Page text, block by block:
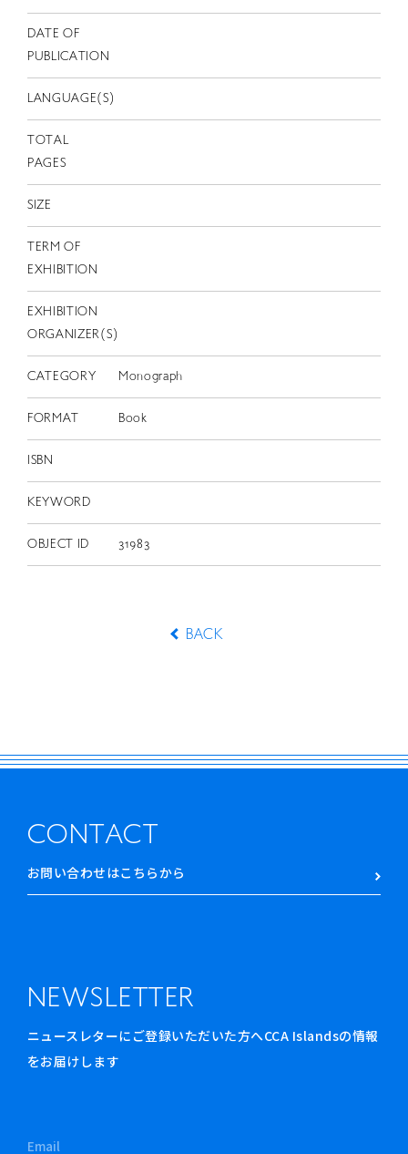
DATE OF
PUBLICATION
LANGUAGE(S)
TOTAL
PAGES
SIZE
TERM OF
EXHIBITION
EXHIBITION
ORGANIZER(S)
CATEGORY Monograph
FORMAT Book
ISBN
KEYWORD
OBJECT ID 31983
BACK
CONTACT
お問い合わせはこちらから
NEWSLETTER
ニュースレターにご登録いただいた方へCCA Islandsの情報
をお届けします